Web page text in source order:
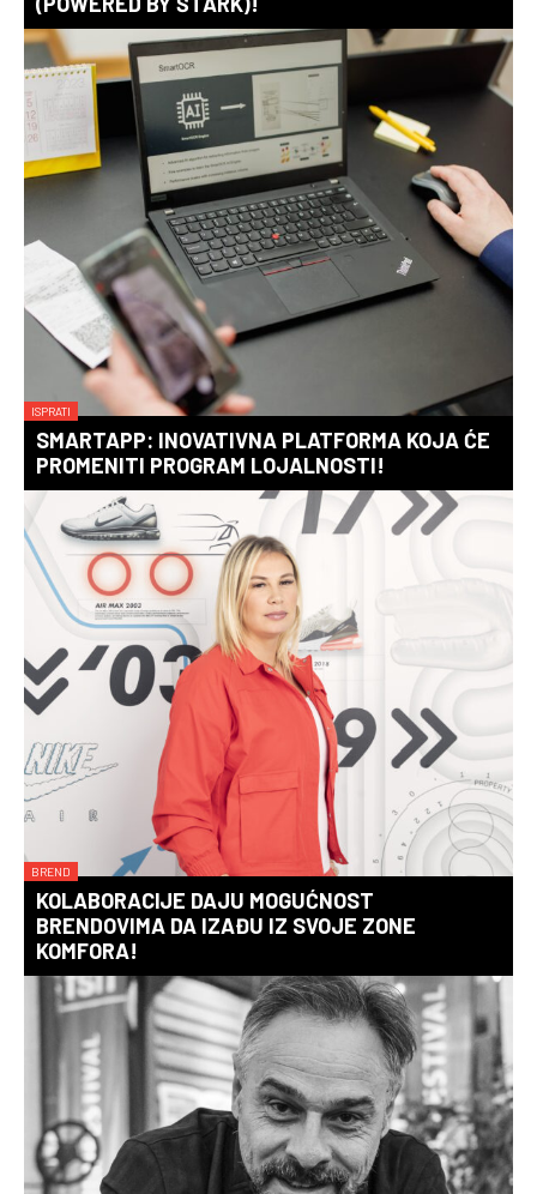
ISPRATI
SMARTAPP: INOVATIVNA PLATFORMA KOJA ĆE
PROMENITI PROGRAM LOJALNOSTI!
BREND
KOLABORACIJE DAJU MOGUĆNOST
BRENDOVIMA DA IZAĐU IZ SVOJE ZONE
KOMFORA!